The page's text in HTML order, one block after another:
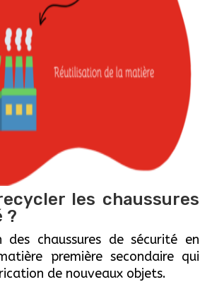
les chaussures
?
des chaussures de sécurité en
première secondaire qui
de nouveaux objets.